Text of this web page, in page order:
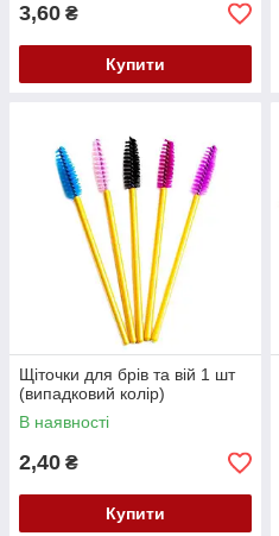
3,60 ₴
Купити
Щіточки для брів та вій 1 шт
(випадковий колір)
В наявності
2,40 ₴
Купити